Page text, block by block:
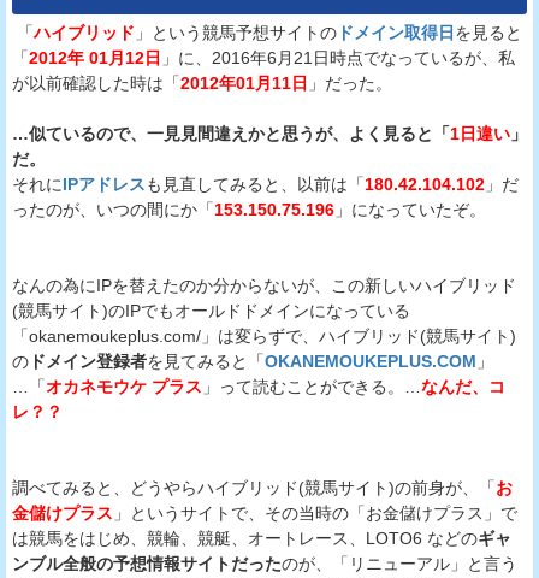
「ハイブリッド 」という競馬予想サイトの ドメイン取得日 を見ると
「2012年 01月12日 」に、2016年6月21日時点でなっているが、私
が以前確認した時は「2012年01月11日 」だった。
…似ているので、一見見間違えかと思うが、よく見ると「1日違い 」
だ。
それにIPアドレスも見直してみると、以前は「180.42.104.102 」だ
ったのが、いつの間にか「153.150.75.196 」になっていたぞ。
なんの為にIPを替えたのか分からないが、この新しいハイブリッド
(競馬サイト)のIPでもオールドドメインになっている
「okanemoukeplus.com/」は変らずで、ハイブリッド(競馬サイト)
の ドメイン登録者を見てみると「OKANEMOUKEPLUS.COM 」
…「オカネモウケ プラス 」って読むことができる。… なんだ、コ
レ？？
調べてみると、どうやらハイブリッド(競馬サイト)の前身が、「お
金儲けプラス 」というサイトで、その当時の「お金儲けプラス」で
は競馬をはじめ、競輪、競艇、オートレース、LOTO6 などのギャ
ンブル全般の予想情報サイトだったのが、「リニューアル」と言う